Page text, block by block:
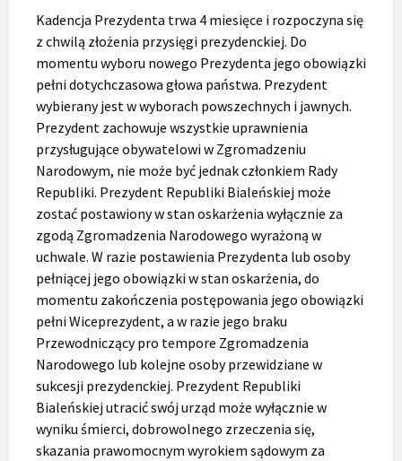
Kadencja Prezydenta trwa 4 miesięce i rozpoczyna się
z chwilą złożenia przysięgi prezydenckiej. Do
momentu wyboru nowego Prezydenta jego obowiązki
pełni dotychczasowa głowa państwa. Prezydent
wybierany jest w wyborach powszechnych i jawnych.
Prezydent zachowuje wszystkie uprawnienia
przysługujące obywatelowi w Zgromadzeniu
Narodowym, nie może być jednak członkiem Rady
Republiki. Prezydent Republiki Bialeńskiej może
zostać postawiony w stan oskarżenia wyłącznie za
zgodą Zgromadzenia Narodowego wyrażoną w
uchwale. W razie postawienia Prezydenta lub osoby
pełniącej jego obowiązki w stan oskarżenia, do
momentu zakończenia postępowania jego obowiązki
pełni Wiceprezydent, a w razie jego braku
Przewodniczący pro tempore Zgromadzenia
Narodowego lub kolejne osoby przewidziane w
sukcesji prezydenckiej. Prezydent Republiki
Bialeńskiej utracić swój urząd może wyłącznie w
wyniku śmierci, dobrowolnego zrzeczenia się,
skazania prawomocnym wyrokiem sądowym za